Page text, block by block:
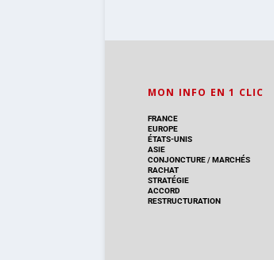
MON INFO EN 1 CLIC
FRANCE
EUROPE
ÉTATS-UNIS
ASIE
CONJONCTURE/MARCHÉS
RACHAT
STRATÉGIE
ACCORD
RESTRUCTURATION